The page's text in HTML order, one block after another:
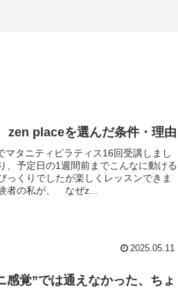
zen placeを選んだ条件・理由
マタニティピラティス16回受講しまし
、予定日の1週間前までこんなに動ける
っくりでしたが楽しくレッスンできま
者の私が、 なぜz...
2025.05.11
感覚”では通えなかった、ちょ